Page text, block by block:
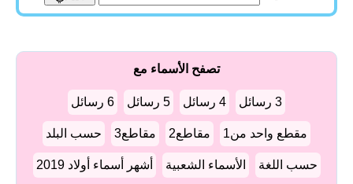
تصفح الأسماء مع
3 رسائل 4 رسائل 5 رسائل 6 رسائل
مقطع واحد من1 مقاطع2 مقاطع3 حسب البلد
حسب اللغة الأسماء الشعبية أشهر أسماء أولاد 2019